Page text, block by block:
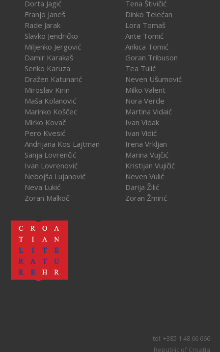
Dorta Jagić
Franjo Janeš
Rade Jarak
Slavko Jendričko
Miljenko Jergović
Damir Karakaš
Senko Karuza
Dražen Katunarić
Miroslav Kirin
Maša Kolanović
Marinko Koščec
Mirko Kovač
Pero Kvesić
Andrijana Kos Lajtman
Sanja Lovrenčić
Ivan Lovrenović
Nebojša Lujanović
Neva Lukić
Zoran Malkoč
Tena Štivičić
Dinko Telećan
Lora Tomaš
Ante Tomić
Ankica Tomić
Goran Tribuson
Tea Tulić
Neven Ušumović
Milko Valent
Nora Verde
Martina Vidaić
Ivan Vidak
Ivan Vidić
Irena Vrkljan
Marina Vujčić
Kristijan Vujičić
Neven Vulić
Darija Žilić
Zoran Žmirić
tel: +385 1 48 66 666
Republic of Croatia